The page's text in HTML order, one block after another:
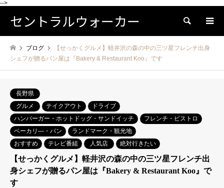
-->
セントラルウォーカー 検索
ブログ
【せっかくグルメ】軽井沢の森の中の三ツ星フレンチ出身
シェフが贈るパン屋は『Bakery & Restaurant Koo』です
長野県
グルメ
テイクアウト
ドライブ
ハンバーガー・ホットドッグ・サンドイッチ
フレンチ・ビストロ
ベーカリ―・パン
ランドマーク・観光地
おすすめ
テレビ番組 人気店 絶対行きたい
【せっかくグルメ】軽井沢の森の中の三ツ星フレンチ出
身シェフが贈るパン屋は『Bakery & Restaurant Koo』で
す